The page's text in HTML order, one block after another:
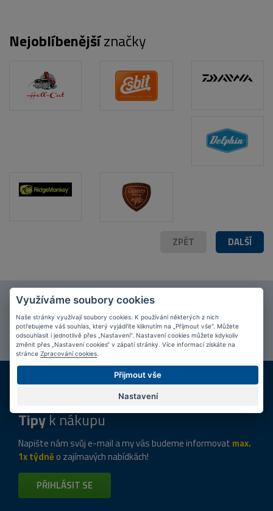
Nejoblíbenějšíznačky
DALŠÍ
ZPĚT
Připojte se k našimfanouškům
PŘIPOJIT SE
KAMENNÉ PRODEJNY
Jsme na trhu více než 10 let
Tipyk nákupu
Napište nám svůj e-mail a my vás budeme informovat max.
1x týdně o zajímavých nabídkách!
PŘIHLÁSIT SE
Využíváme soubory cookies
Naše stránky využívají soubory cookies. K používání některých z nich
potřebujeme váš souhlas, který vyjádříte kliknutím na „Přijmout vše“. Můžete
odsouhlasit i jednotlivě přes „Nastavení“. Nastavení cookies můžete kdykoliv
změnit přes „Nastavení cookies“ v zápatí stránky. Více informací získáte na
stránce Zpracování cookies.
Přijmout vše
Nastavení